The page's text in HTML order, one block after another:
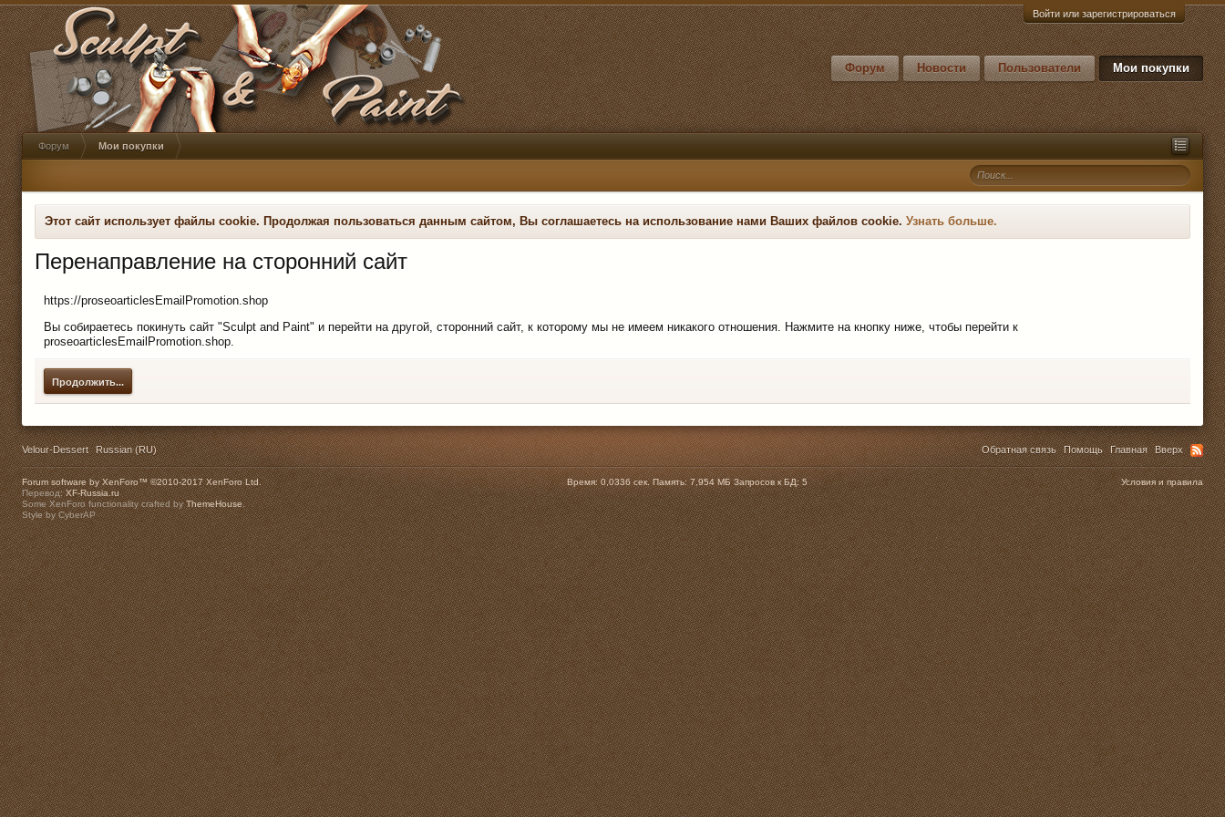
Войти или зарегистрироваться
Форум Новости Пользователи Мои покупки
Форум Мои покупки
Этот сайт использует файлы cookie. Продолжая пользоваться данным сайтом, Вы соглашаетесь на использование нами Ваших файлов cookie. Узнать больше.
Перенаправление на сторонний сайт
https://proseoarticlesEmailPromotion.shop
Вы собираетесь покинуть сайт "Sculpt and Paint" и перейти на другой, сторонний сайт, к которому мы не имеем никакого отношения. Нажмите на кнопку ниже, чтобы перейти к
proseoarticlesEmailPromotion.shop.
Продолжить...
Velour-Dessert Russian (RU) Обратная связь Помощь Главная Вверх
Условия и правила
Forum software by XenForo™©2010-2017 XenForo Ltd.
Перевод:XF-Russia.ru
Some XenForo functionality crafted byThemeHouse.
Style by CyberAP
Время: 0,0336 сек. Память: 7,954 МБ Запросов к БД: 5